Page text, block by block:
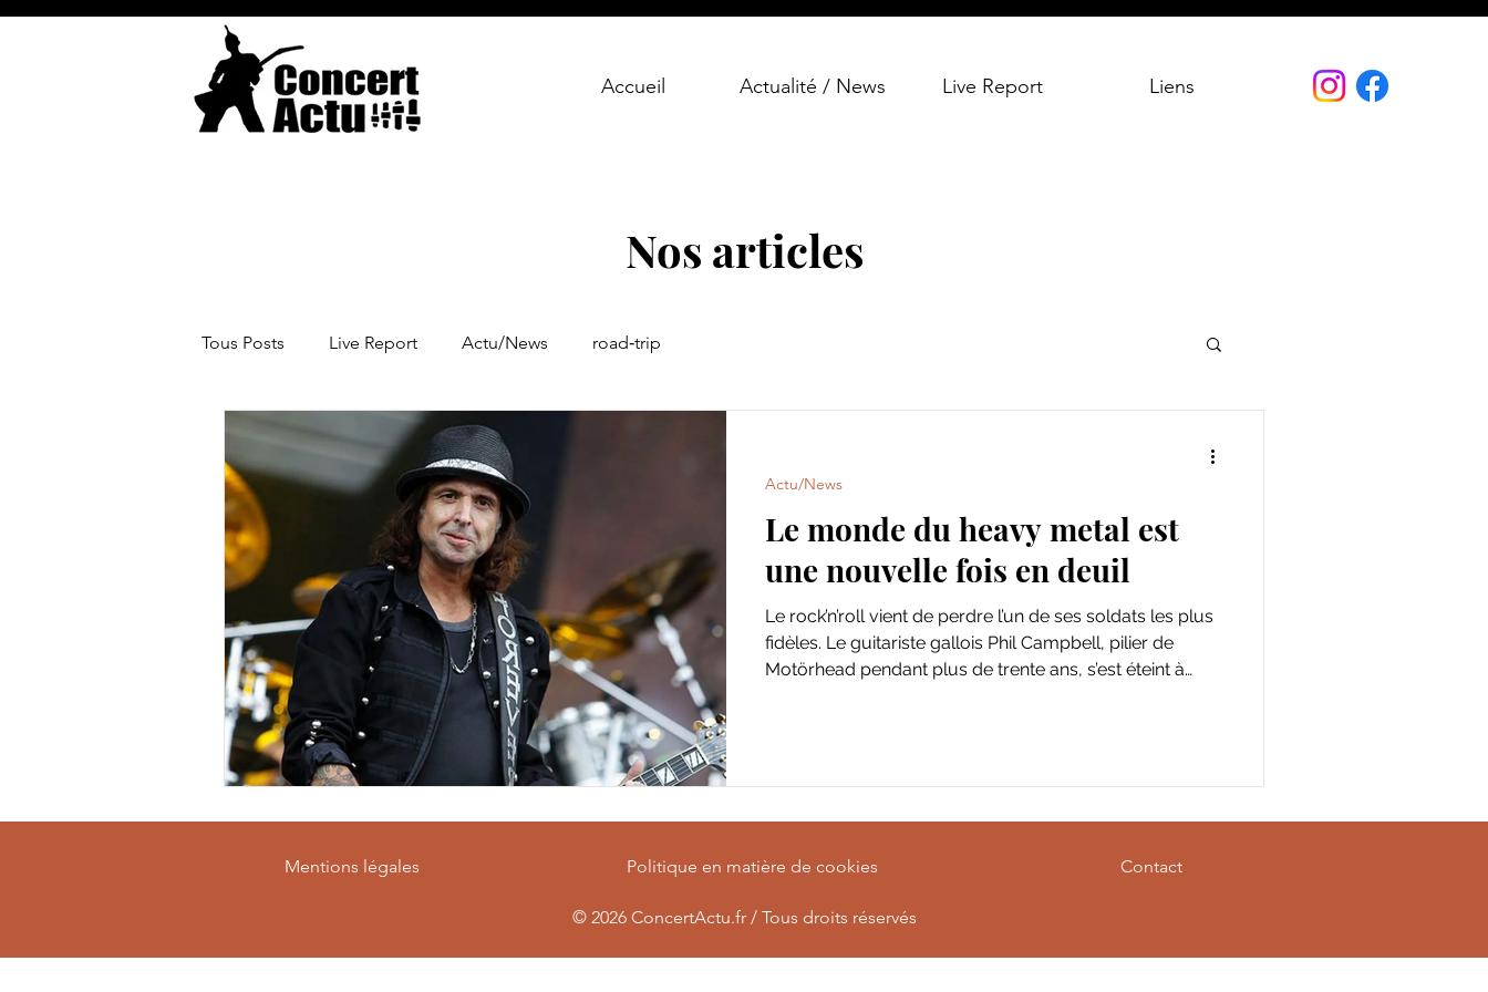
Accueil Actualité / News Live Report Liens
Nos articles
Tous Posts Live Report Actu/News road‑trip
Le monde du heavy metal est
une nouvelle fois en deuil
Le rock’n’roll vient de perdre l’un de ses soldats les plus
fidèles. Le guitariste gallois Phil Campbell, pilier de
Motörhead pendant plus de trente ans, s’est éteint à
Actu/News
Mentions légales Politique en matière de cookies Contact
© 2026 ConcertActu.fr / Tous droits réservés